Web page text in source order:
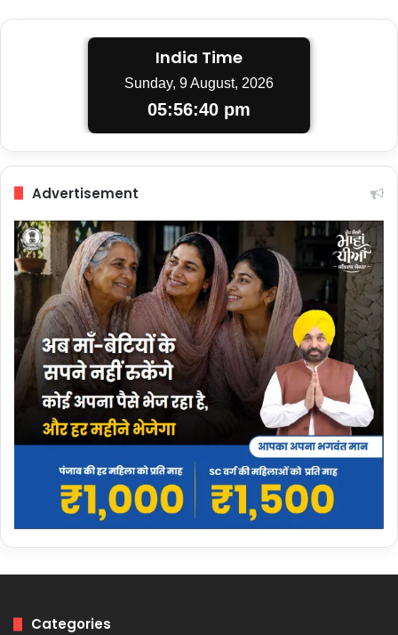
India Time
Sunday, 9 August, 2026
05:56:41 pm
Advertisement
Categories